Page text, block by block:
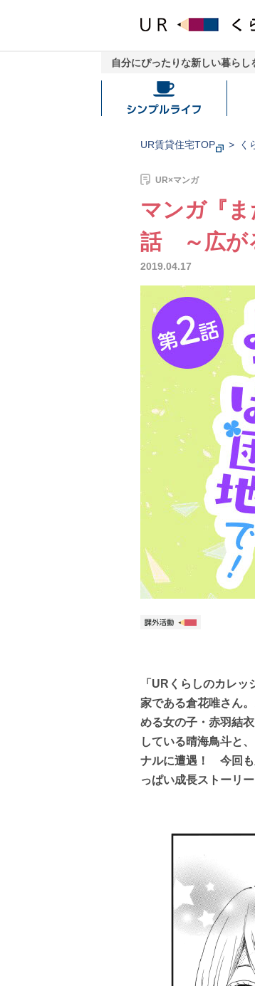
自分にぴったりな新しい暮らし
シ
プ
フ
UR賃貸住宅TOP く
UR×マンガ
マンガ『
話 ～広が
2019.04.17
「URくらしのカレ
家である倉花唯さん
める女の子・赤羽結衣
している晴海鳥斗と
ナルに遭遇！ 今回も
っぱい成長ストーリ